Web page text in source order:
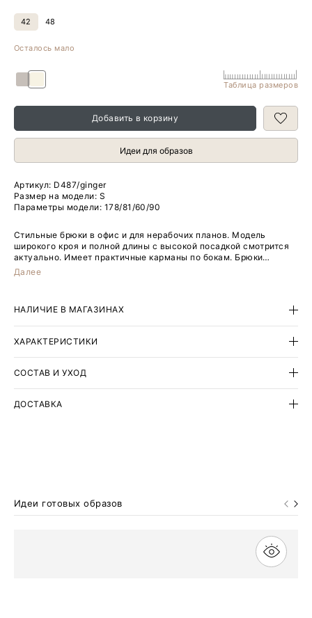
42
Осталось мало
48
Таблица размеров
Добавить в корзину
Идеи для образов
Артикул: D487/ginger
Размер на модели: S
Параметры модели: 178/81/60/90
Стильные брюки в офис и для нерабочих планов. Модель
широкого кроя и полной длины с высокой посадкой смотрится
актуально. Имеет практичные карманы по бокам. Брюки
выполнены в универсальном молочно-бежевом оттенке и
украшены тонкой полоской. Один из главных принтов сезона не
и эластан для ещё более комфорной посадки. Завершить образ
можно платьем-жакетом из комплекта или другим верхом по
Далее
НАЛИЧИЕ В МАГАЗИНАХ
ХАРАКТЕРИСТИКИ
СОСТАВ И УХОД
ДОСТАВКА
Идеи готовых образов